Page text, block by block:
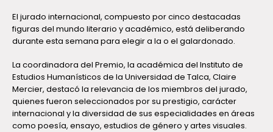
El jurado internacional, compuesto por cinco destacadas
figuras del mundo literario y académico, está deliberando
durante esta semana para elegir a la o el galardonado.
La coordinadora del Premio, la académica del Instituto de
Estudios Humanísticos de la Universidad de Talca, Claire
Mercier, destacó la relevancia de los miembros del jurado,
quienes fueron seleccionados por su prestigio, carácter
internacional y la diversidad de sus especialidades en áreas
como poesía, ensayo, estudios de género y artes visuales.